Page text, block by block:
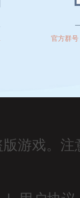
官方群号
游戏。